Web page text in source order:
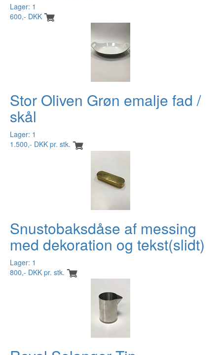
Lager: 1
600,- DKK
Stor Oliven Grøn emalje fad /
skål
Lager: 1
1.500,- DKK pr. stk.
Snustobaksdåse af messing
med dekoration og tekst(slidt)
Lager: 1
800,- DKK pr. stk.